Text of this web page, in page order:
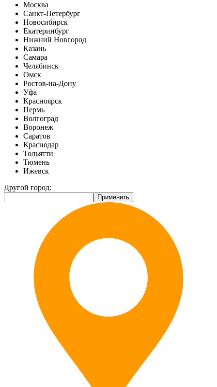
Москва
Санкт-Петербург
Новосибирск
Екатеринбург
Нижний Новгород
Казань
Самара
Челябинск
Омск
Ростов-на-Дону
Уфа
Красноярск
Пермь
Волгоград
Воронеж
Саратов
Краснодар
Тольятти
Тюмень
Ижевск
Другой город: